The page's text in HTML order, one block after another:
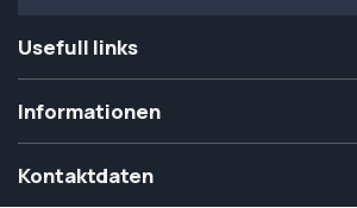
Usefull links
Informationen
Kontaktdaten